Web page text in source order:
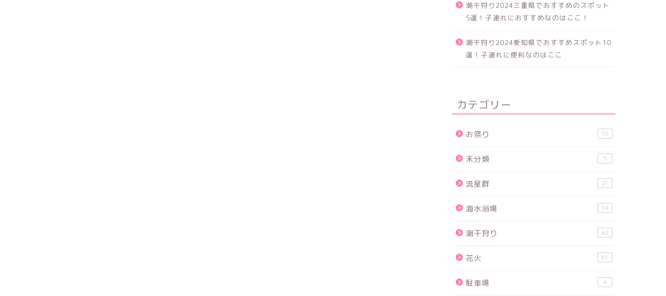
潮干狩り2024三重県でおすすめのスポット
5選！子連れにおすすめなのはここ！
潮干狩り2024愛知県でおすすめスポット10
選！子連れに便利なのはここ
カテゴリー
お祭り 10
未分類 5
流星群 21
海水浴場 14
潮干狩り 42
花火 61
駐車場 4